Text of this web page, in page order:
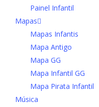
Painel Infantil
Mapas
Mapas Infantis
Mapa Antigo
Mapa GG
Mapa Infantil GG
Mapa Pirata Infantil
Música